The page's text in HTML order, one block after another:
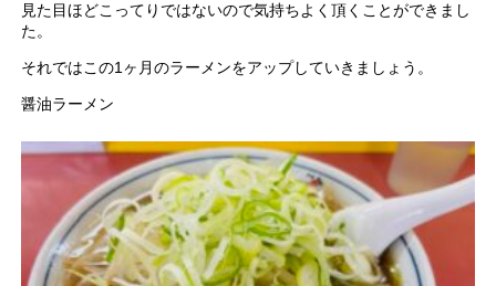
見た目ほどこってりではないので気持ちよく頂くことができまし
た。
それではこの1ヶ月のラーメンをアップしていきましょう。
醤油ラーメン